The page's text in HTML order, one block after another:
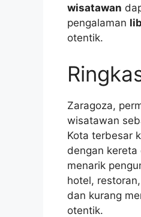
wisatawan
pengalaman
otentik.
Zaragoza,
wisatawan
Kota terbesar
dengan
menarik
hotel,
dan kurang
otentik.